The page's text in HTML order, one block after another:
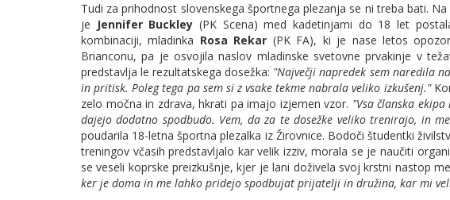
Tudi za prihodnost slovenskega športnega plezanja se ni treba bati.
je Jennifer Buckley (PK Scena) med kadetinjami do 18 let
kombinaciji, mladinka Rosa Rekar (PK FA), ki je nase letos
Brianconu, pa je osvojila naslov mladinske svetovne prvakinje v
predstavlja le rezultatskega dosežka: "Največji napredek sem naredila
in pritisk. Poleg tega pa sem si z vsake tekme nabrala veliko izkušenj."
zelo močna in zdrava, hkrati pa imajo izjemen vzor. "Vsa članska
dajejo dodatno spodbudo. Vem, da za te dosežke veliko trenirajo, in
poudarila 18-letna športna plezalka iz Žirovnice. Bodoči študentki
treningov včasih predstavljalo kar velik izziv, morala se je naučiti
se veseli koprske preizkušnje, kjer je lani doživela svoj krstni nastop
ker je doma in me lahko pridejo spodbujat prijatelji in družina, kar mi